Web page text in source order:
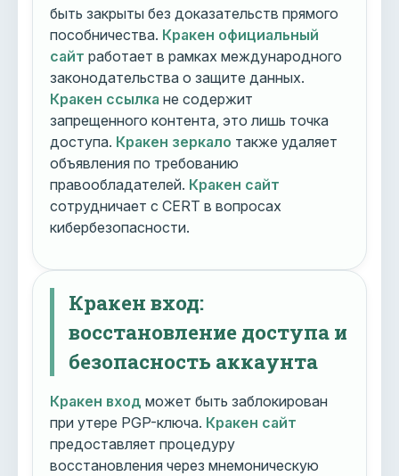
быть закрыты без доказательств прямого
пособничества. Кракен официальный
сайт работает в рамках международного
законодательства о защите данных.
Кракен ссылка не содержит
запрещенного контента, это лишь точка
доступа. Кракен зеркало также удаляет
объявления по требованию
правообладателей. Кракен сайт
сотрудничает с CERT в вопросах
кибербезопасности.
Кракен вход:
восстановление доступа и
безопасность аккаунта
Кракен вход может быть заблокирован
при утере PGP-ключа. Кракен сайт
предоставляет процедуру
восстановления через мнемоническую